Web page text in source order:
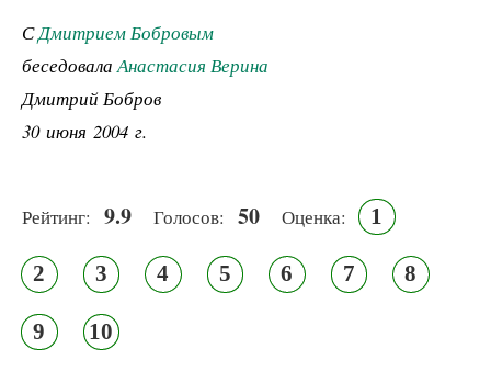
СДмитрием Бобровым
беседовалаАнастасия Верина
Дмитрий Бобров
30 июня 2004 г.
Рейтинг: 9.9 Голосов: 50 Оценка: 1
2 3 4 5 6 7 8
9 10